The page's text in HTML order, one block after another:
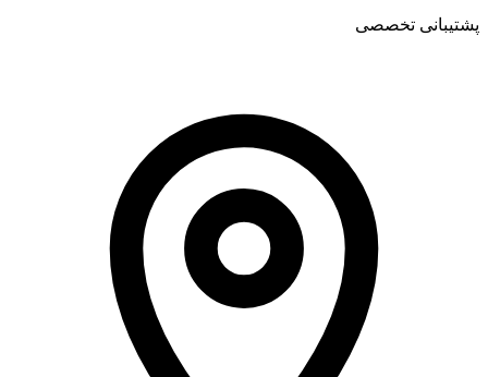
پشتیبانی تخصصی